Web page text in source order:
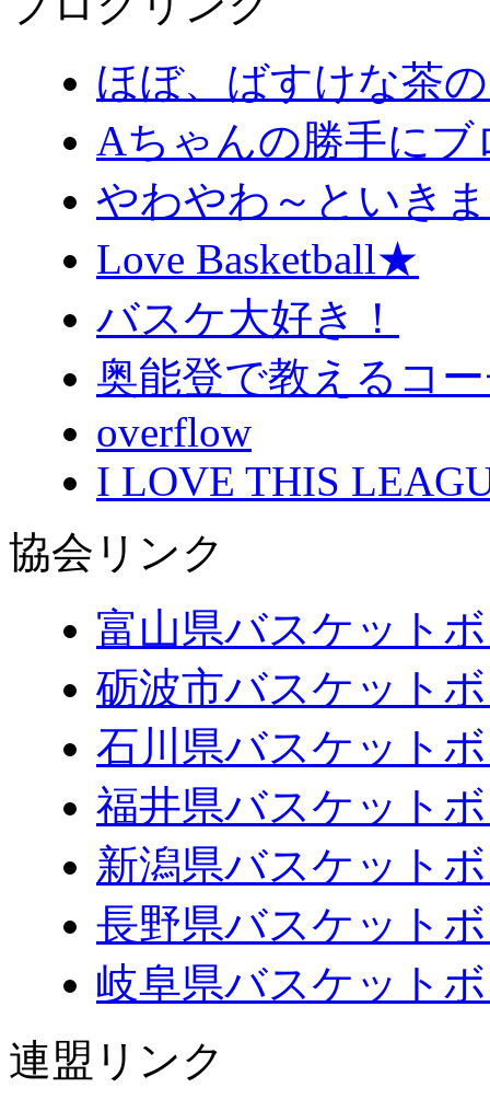
ほぼ、ばすけな茶
Aちゃんの勝手にブ
やわやわ～といき
Love Basketball★
バスケ大好き！
奥能登で教えるコ
overflow
I LOVE THIS
協会リンク
富山県バスケット
砺波市バスケット
石川県バスケット
福井県バスケット
新潟県バスケット
長野県バスケット
岐阜県バスケット
連盟リンク